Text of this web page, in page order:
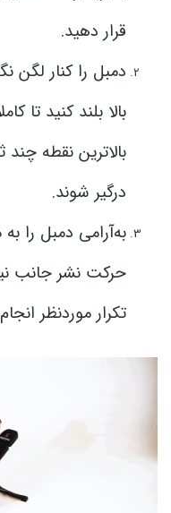
قرار دهید.
دمبل را کنار
بالا بلند کنید تا
بالاترین نقطه
درگیر شوند.
به‌آرامی دمبل را
حرکت نشر جانب
تکرار موردنظر